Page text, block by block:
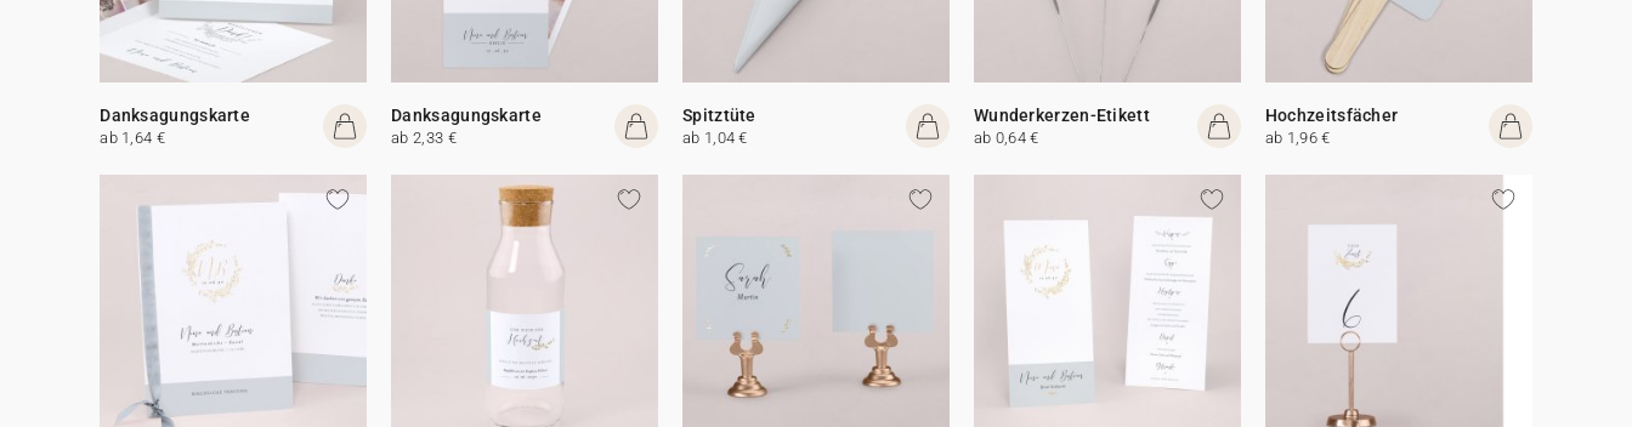
Danksagungskarte
ab 1,64 €
Danksagungskarte
ab 2,33 €
Spitztüte
ab 1,04 €
Wunderkerzen-Etikett
ab 0,64 €
Hochzeitsfächer
ab 1,96 €